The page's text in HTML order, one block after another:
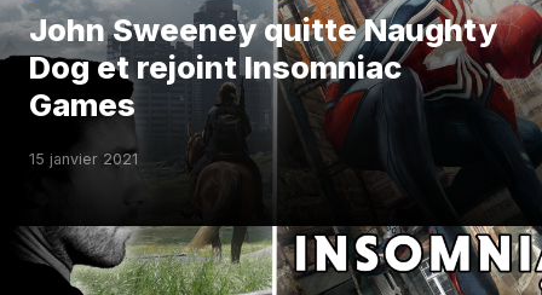
John Sweeney quitte Naughty
Dog et rejoint Insomniac
Games
15 janvier 2021